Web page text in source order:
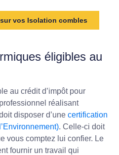
vos Isolation combles
éligibles au
au crédit d’impôt pour
réalisant
disposer d’une certification
. Celle-ci doit
vous comptez lui confier. Le
fournir un travail qui